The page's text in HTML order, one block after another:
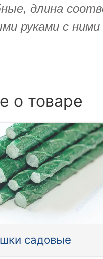
длина
руками с ними
о товаре
садовые